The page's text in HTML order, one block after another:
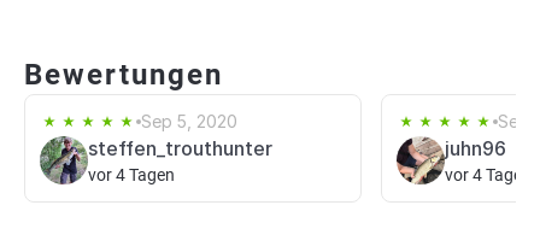
Bewertungen
Sep 5, 2020
steffen_trouthunter
vor 4 Tagen
Sep
juhn96
vor 4 Tagen